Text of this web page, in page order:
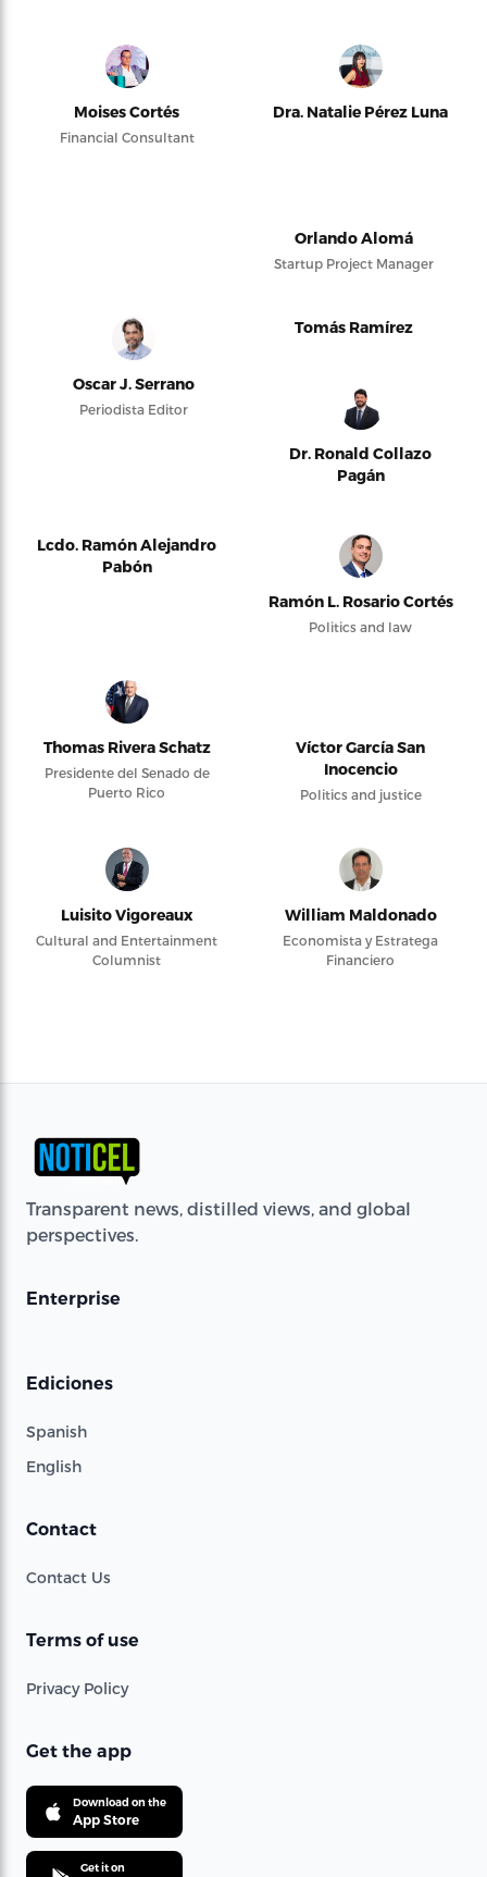
Moises Cortés
Financial Consultant
Dra. Natalie Pérez Luna
Orlando Alomá
Startup Project Manager
Oscar J. Serrano
Periodista Editor
Tomás Ramírez
Dr. Ronald Collazo
Pagán
Lcdo. Ramón Alejandro
Pabón
Ramón L. Rosario Cortés
Politics and law
Thomas Rivera Schatz
Presidente del Senado de
Puerto Rico
Víctor García San
Inocencio
Politics and justice
Luisito Vigoreaux
Cultural and Entertainment
Columnist
William Maldonado
Economista y Estratega
Financiero
Transparent news, distilled views, and global
perspectives.
Enterprise
Ediciones
Spanish
English
Contact
Contact Us
Terms of use
Privacy Policy
Get the app
Download on the
App Store
Get it on